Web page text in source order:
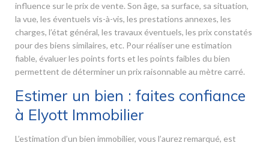
influence sur le prix de vente. Son âge, sa surface, sa situation,
la vue, les éventuels vis-à-vis, les prestations annexes, les
charges, l’état général, les travaux éventuels, les prix constatés
pour des biens similaires, etc. Pour réaliser une estimation
fiable, évaluer les points forts et les points faibles du bien
permettent de déterminer un prix raisonnable au mètre carré.
Estimer un bien : faites confiance
à Elyott Immobilier
L’estimation d’un bien immobilier, vous l’aurez remarqué, est